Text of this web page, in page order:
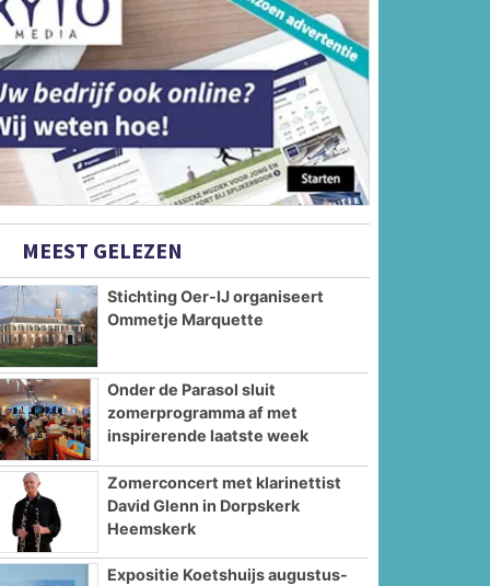
MEEST GELEZEN
Stichting Oer-IJ organiseert
Ommetje Marquette
Onder de Parasol sluit
zomerprogramma af met
inspirerende laatste week
Zomerconcert met klarinettist
David Glenn in Dorpskerk
Heemskerk
Expositie Koetshuijs augustus-